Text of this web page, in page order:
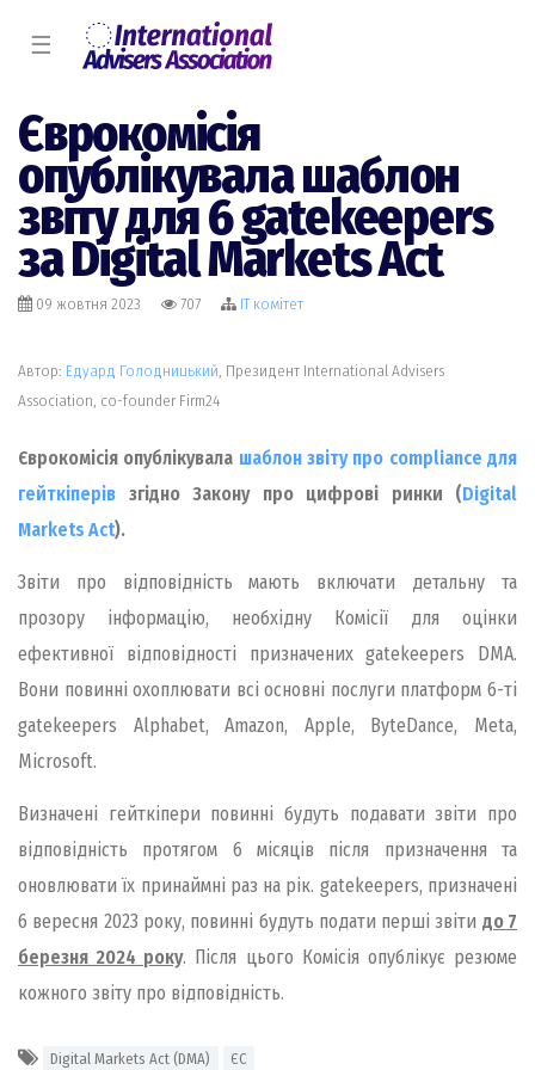
☰
Єврокомісія
опублікувала шаблон
звіту для 6 gatekeepers
за Digital Markets Act
09 жовтня 2023 707 IT комiтет
Автор: Едуард Голодницький , Президент International Advisers
Association, co-founder Firm24
Єврокомісія опублікувала шаблон звіту про compliance для
гейткіперів згідно Закону про цифрові ринки (Digital
Markets Act).
Звіти про відповідність мають включати детальну та
прозору інформацію, необхідну Комісії для оцінки
ефективної відповідності призначених gatekeepers DMA.
Вони повинні охоплювати всі основні послуги платформ 6-ті
gatekeepers Alphabet, Amazon, Apple, ByteDance, Meta,
Microsoft.
Визначені гейткіпери повинні будуть подавати звіти про
відповідність протягом 6 місяців після призначення та
оновлювати їх принаймні раз на рік. gatekeepers, призначені
6 вересня 2023 року, повинні будуть подати перші звіти до 7
березня 2024 року. Після цього Комісія опублікує резюме
кожного звіту про відповідність.
Digital Markets Act (DMA) ЄС